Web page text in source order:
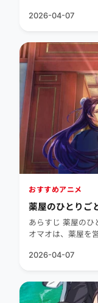
2026-04-07
おすすめアニメ
薬屋のひとりご
あらすじ 薬屋のひ
オマオは、薬屋を
2026-04-07